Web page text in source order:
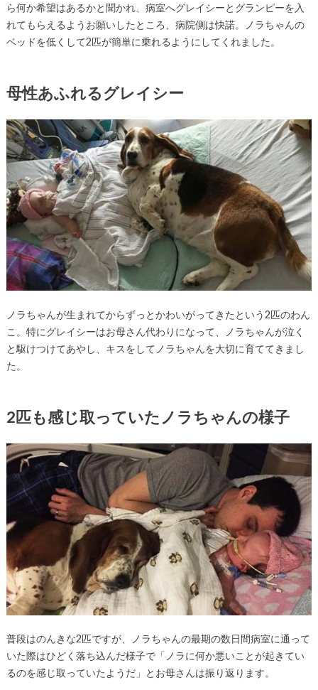
ら何か希望はあるかと聞かれ、病室へグレイシーとグランピーを入
れてもらえるようお願いしたところ、病院側は快諾。ノラちゃんの
ベッドを低くして2匹が簡単に乗れるようにしてくれました。
母性あふれるグレイシー
ノラちゃんが生まれてからずっとかわいがってきたという2匹のわん
こ。特にグレイシーはお母さん代わりになって、ノラちゃんが泣く
と駆けつけてあやし、キスをしてノラちゃんを大切に育ててきまし
た。
2匹も感じ取っていたノラちゃんの様子
普段はのんきな2匹ですが、ノラちゃんの最期の数日間病室に通って
いた際はひどく落ち込んだ様子で「ノラに何か悪いことが起きてい
るのを感じ取っていたようだ」とお母さんは振り返ります。